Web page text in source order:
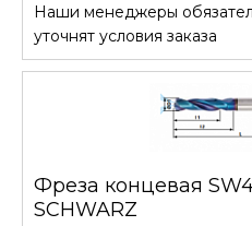
Наши менеджеры
уточнят условия заказа
Фреза концевая
SCHWARZ